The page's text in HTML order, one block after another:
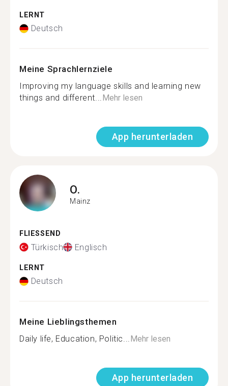
LERNT
Deutsch
Meine Sprachlernziele
Improving my language skills and learning new
things and different...Mehr lesen
App herunterladen
O.
Mainz
FLIESSEND
Türkisch Englisch
LERNT
Deutsch
Meine Lieblingsthemen
Daily life, Education, Politic...Mehr lesen
App herunterladen